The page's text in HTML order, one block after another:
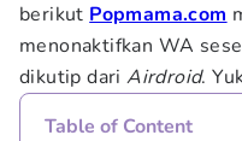
berikut Popmama.com
menonaktifkan WA
dikutip dariAirdroid.
Table of Content